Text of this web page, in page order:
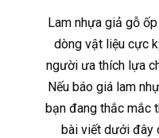
Lam nhựa giả gỗ
dòng vật liệu cực
người ưa thích lựa
Nếu báo giá lam
bạn đang thắc mắc
bài viết dưới đây